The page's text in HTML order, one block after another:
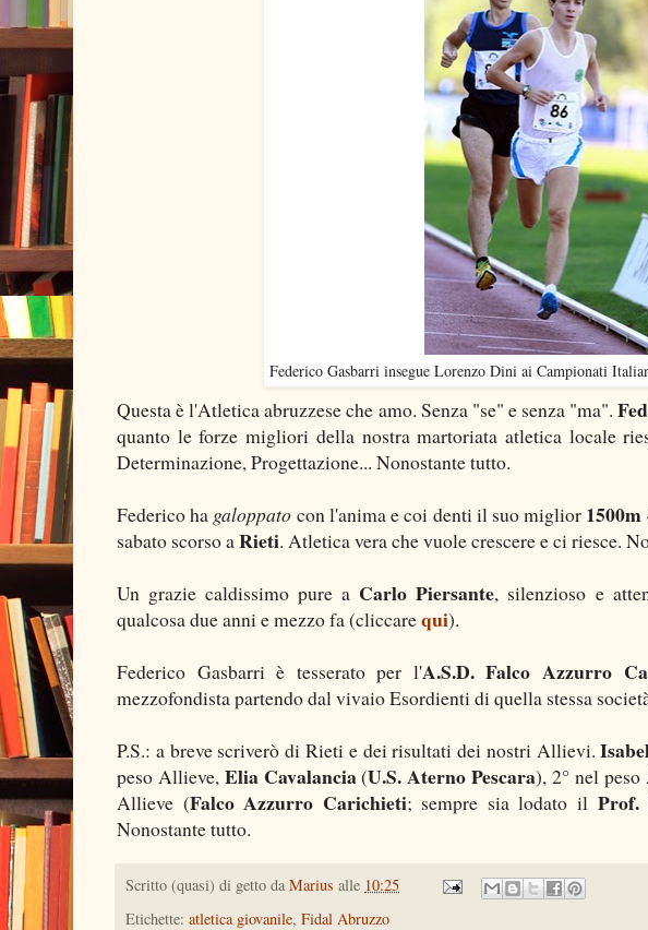
Federico Gasbarri insegue Lorenzo Dini ai Campionati
Questa è l'Atletica abruzzese che amo. Senza "se" e senza "ma".
quanto le forze migliori della nostra martoriata atletica locale
Determinazione, Progettazione... Nonostante tutto.
Federico ha galoppato con l'anima e coi denti il suo miglior 1500m
sabato scorso aRieti. Atletica vera che vuole crescere e ci riesce.
Un grazie caldissimo pure a Carlo Piersante, silenzioso e
qualcosa due anni e mezzo fa (cliccarequi).
Federico Gasbarri è tesserato per l'A.S.D. Falco Azzurro
mezzofondista partendo dal vivaio Esordienti di quella stessa
P.S.: a breve scriverò di Rieti e dei risultati dei nostri Allievi.
peso Allieve, Elia Cavalancia(U.S. Aterno Pescara), 2° nel
Allieve (Falco Azzurro Carichieti; sempre sia lodato il
Nonostante tutto.
Scritto (quasi) di getto da Marius alle 10:25
Etichette: atletica giovanile, Fidal Abruzzo